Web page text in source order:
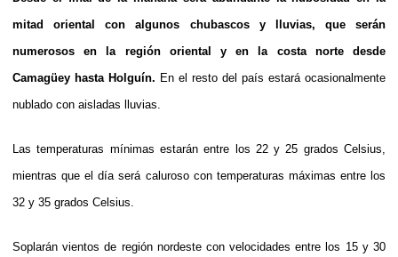
mitad oriental con algunos chubascos y lluvias, que serán
numerosos en la región oriental y en la costa norte desde
Camagüey hasta Holguín. En el resto del país estará ocasionalmente
nublado con aisladas lluvias.
Las temperaturas mínimas estarán entre los 22 y 25 grados Celsius,
mientras que el día será caluroso con temperaturas máximas entre los
32 y 35 grados Celsius.
Soplarán vientos de región nordeste con velocidades entre los 15 y 30